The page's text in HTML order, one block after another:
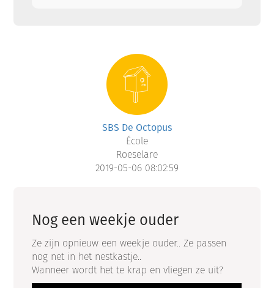
SBS De Octopus
École
Roeselare
2019-05-06 08:02:59
Nog een weekje ouder
Ze zijn opnieuw een weekje ouder.. Ze passen
nog net in het nestkastje..
Wanneer wordt het te krap en vliegen ze uit?